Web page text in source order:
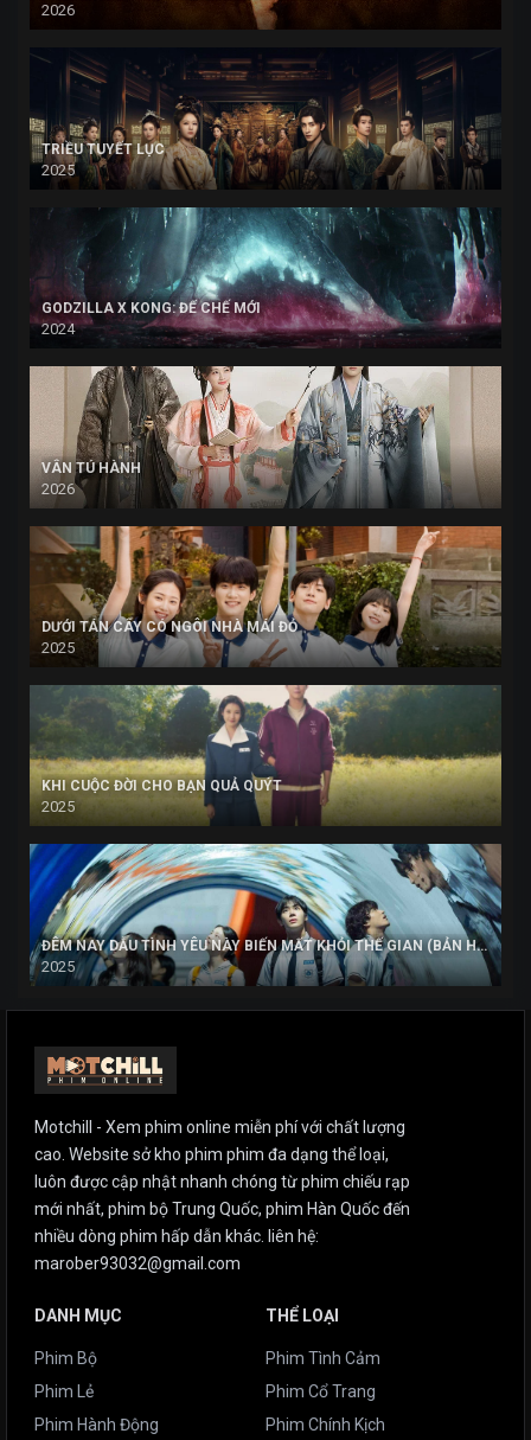
2026
TRIỀU TUYẾT LỤC
2025
GODZILLA X KONG: ĐẾ CHẾ MỚI
2024
VÂN TÚ HÀNH
2026
DƯỚI TÁN CÂY CÓ NGÔI NHÀ MÁI ĐỎ
2025
KHI CUỘC ĐỜI CHO BẠN QUẢ QUÝT
2025
ĐÊM NAY DẪU TÌNH YÊU NÀY BIẾN MẤT KHỎI THẾ GIAN (BẢN HÀN)
2025
Motchill - Xem phim online miễn phí với chất lượng
cao. Website sở kho phim phim đa dạng thể loại,
luôn được cập nhật nhanh chóng từ phim chiếu rạp
mới nhất, phim bộ Trung Quốc, phim Hàn Quốc đến
nhiều dòng phim hấp dẫn khác. liên hệ:
marober93032@gmail.com
DANH MỤC
Phim Bộ
Phim Lẻ
Phim Hành Động
THỂ LOẠI
Phim Tình Cảm
Phim Cổ Trang
Phim Chính Kịch